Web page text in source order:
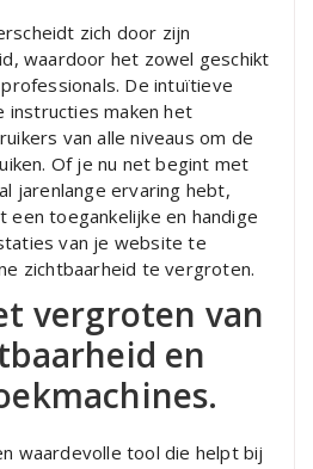
zich door zijn
waardoor het zowel geschikt
De intuïtieve
instructies maken het
van alle niveaus om de
Of je nu net begint met
jarenlange ervaring hebt,
een toegankelijke en handige
van je website te
zichtbaarheid te vergroten.
vergroten van
en
waardevolle tool die helpt bij